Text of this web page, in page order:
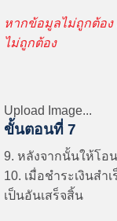
หากข้อมูลไม่ถูกต้อง
ไม่ถูกต้อง
Upload Image...
ขั้นตอนที่ 7
9. หลังจากนั้นให้โอ
10. เมื่อชำระเงินสำ
เป็นอันเสร็จสิ้น